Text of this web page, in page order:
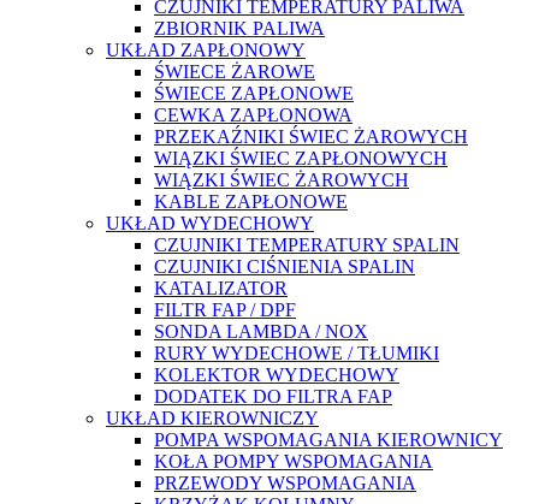
CZUJNIKI TEMPERATURY PALIWA
ZBIORNIK PALIWA
UKŁAD ZAPŁONOWY
ŚWIECE ŻAROWE
ŚWIECE ZAPŁONOWE
CEWKA ZAPŁONOWA
PRZEKAŹNIKI ŚWIEC ŻAROWYCH
WIĄZKI ŚWIEC ZAPŁONOWYCH
WIĄZKI ŚWIEC ŻAROWYCH
KABLE ZAPŁONOWE
UKŁAD WYDECHOWY
CZUJNIKI TEMPERATURY SPALIN
CZUJNIKI CIŚNIENIA SPALIN
KATALIZATOR
FILTR FAP / DPF
SONDA LAMBDA / NOX
RURY WYDECHOWE / TŁUMIKI
KOLEKTOR WYDECHOWY
DODATEK DO FILTRA FAP
UKŁAD KIEROWNICZY
POMPA WSPOMAGANIA KIEROWNICY
KOŁA POMPY WSPOMAGANIA
PRZEWODY WSPOMAGANIA